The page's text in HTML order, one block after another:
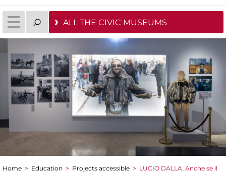
ALL THE CIVIC MUSEUMS
Home > Education > Projects accessible > LUCIO DALLA. Anche se il